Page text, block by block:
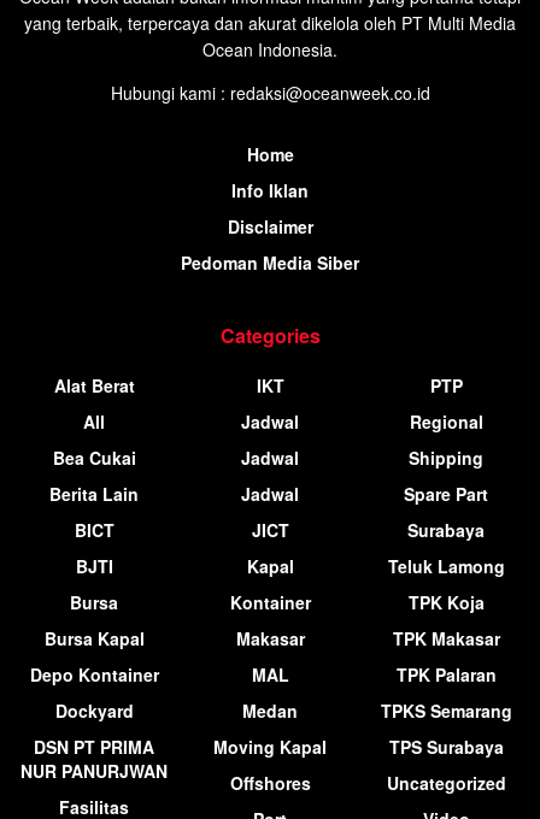
yang terbaik, terpercaya dan akurat dikelola oleh PT Multi Media
Ocean Indonesia.
Hubungi kami : redaksi@oceanweek.co.id
Home
Info Iklan
Disclaimer
Pedoman Media Siber
Categories
Alat Berat
All
Bea Cukai
Berita Lain
BICT
BJTI
Bursa
Bursa Kapal
Depo Kontainer
Dockyard
DSN PT PRIMA
NUR PANURJWAN
Fasilitas
IKT
Jadwal
Jadwal
Jadwal
JICT
Kapal
Kontainer
Makasar
MAL
Medan
Moving Kapal
Offshores
PTP
Regional
Shipping
Spare Part
Surabaya
Teluk Lamong
TPK Koja
TPK Makasar
TPK Palaran
TPKS Semarang
TPS Surabaya
Uncategorized